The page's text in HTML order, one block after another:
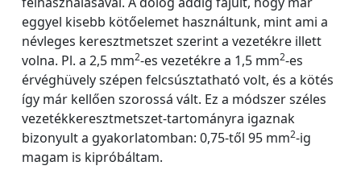
eggyel kisebb kötőelemet használtunk, mint ami a
névleges keresztmetszet szerint a vezetékre illett
volna. Pl. a 2,5 mm2-es vezetékre a 1,5 mm2-es
érvéghüvely szépen felcsúsztatható volt, és a kötés
így már kellően szorossá vált. Ez a módszer széles
vezetékkeresztmetszet-tartományra igaznak
bizonyult a gyakorlatomban: 0,75-től 95 mm2-ig
magam is kipróbáltam.